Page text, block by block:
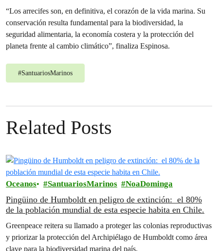
“Los arrecifes son, en definitiva, el corazón de la vida marina. Su
conservación resulta fundamental para la biodiversidad, la
seguridad alimentaria, la economía costera y la protección del
planeta frente al cambio climático”, finaliza Espinosa.
#SantuariosMarinos
Related Posts
Oceanos SantuariosMarinos NoaDominga
Pingüino de Humboldt en peligro de extinción: el 80%
de la población mundial de esta especie habita en Chile.
Greenpeace reitera su llamado a proteger las colonias reproductivas
y priorizar la protección del Archipiélago de Humboldt como área
clave para la biodiversidad marina del país.